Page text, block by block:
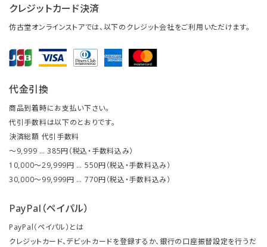
クレジットカード決済
仿古堂オンラインストアでは、以下のクレジット会社をご利用いただけます。
代金引換
商品到着時にお支払い下さい。
代引手数料は以下のとおりです。
決済総額 代引手数料
～9,999 … 385円（税込・手数料込み）
10,000～29,999円 … 550円（税込・手数料込み）
30,000～99,999円 … 770円（税込・手数料込み）
PayPal（ペイパル）
PayPal（ペイパル）とは
クレジットカード、デビットカードを登録するか、銀行の口座振替設定を行うだ